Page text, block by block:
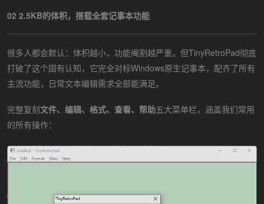
02 2.5KB的体积，搭载全套记事本功能
很多人都会默认：体积越小，功能阉割越严重。但TinyRetroPad彻底
打破了这个固有认知，它完全对标Windows原生记事本，配齐了所有
主流功能，日常文本编辑需求全部能满足。
完整复刻文件、编辑、格式、查看、帮助五大菜单栏，涵盖我们常用
的所有操作：